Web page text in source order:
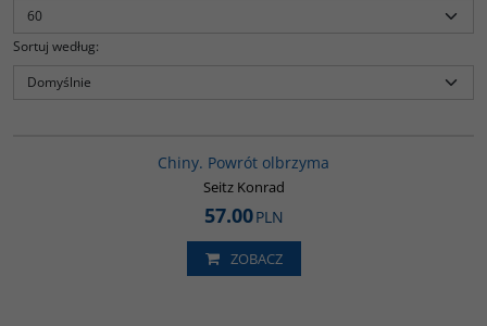
Sortuj według:
Chiny. Powrót olbrzyma
Seitz Konrad
57.00PLN
ZOBACZ